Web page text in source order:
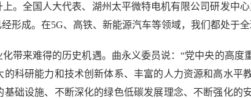
全国人大代表、湖州太平微特电机有限公司研发中心
形成。在5G、高铁、新能源汽车等领域，我们都处于
来难得的历史机遇。曲永义委员说：“党中央的高度
科研能力和技术创新体系、丰富的人力资源和高水平
础设施、不断深化的绿色低碳发展理念、不断强化的